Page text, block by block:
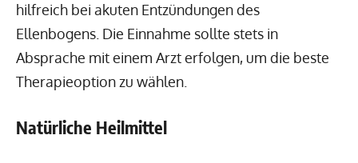
hilfreich bei akuten Entzündungen des
Ellenbogens. Die Einnahme sollte stets in
Absprache mit einem Arzt erfolgen, um die beste
Therapieoption zu wählen.
Natürliche Heilmittel